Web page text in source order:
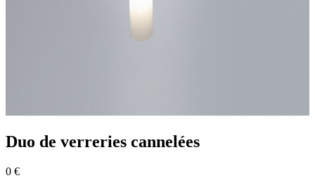
Duo de verreries cannelées
0 €